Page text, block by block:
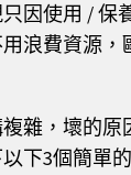
因使用 / 保
浪費資源，
雜，壞的
下3個簡單